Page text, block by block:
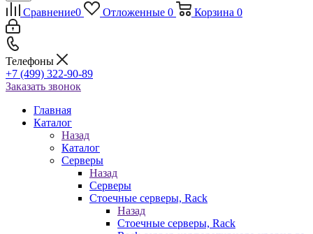
Сравнение0 Отложенные 0 Корзина 0
Телефоны
+7 (499) 322-90-89
Заказать звонок
Главная
Каталог
Назад
Каталог
Серверы
Назад
Серверы
Стоечные серверы, Rack
Назад
Стоечные серверы, Rack